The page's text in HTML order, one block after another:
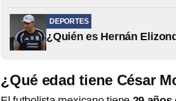
DEPORTES
¿Quién es Hernán
¿Qué edad tiene César